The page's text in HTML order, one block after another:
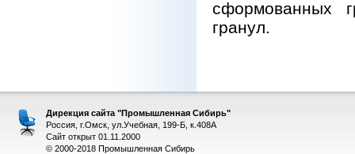
сформованных
гранул.
Дирекция сайта "Промышленная Сибирь"
Россия, г.Омск, ул.Учебная, 199-Б, к.408А
Сайт открыт 01.11.2000
© 2000-2018 Промышленная Сибирь